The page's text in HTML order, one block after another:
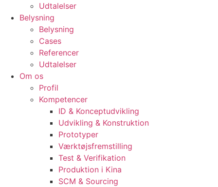
Udtalelser
Belysning
Belysning
Cases
Referencer
Udtalelser
Om os
Profil
Kompetencer
ID & Konceptudvikling
Udvikling & Konstruktion
Prototyper
Værktøjsfremstilling
Test & Verifikation
Produktion i Kina
SCM & Sourcing